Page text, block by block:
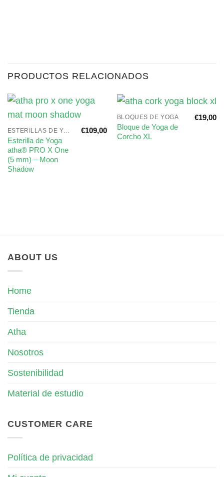
PRODUCTOS RELACIONADOS
Esterilla de Yoga
atha® PRO X One
(5 mm) – Moon
Shadow
€109,00
BLOQUES DE YOGA
Bloque de Yoga de
Corcho XL
€19,00
ABOUT US
Home
Tienda
Atha
Nosotros
Sostenibilidad
Material de estudio
CUSTOMER CARE
Política de privacidad